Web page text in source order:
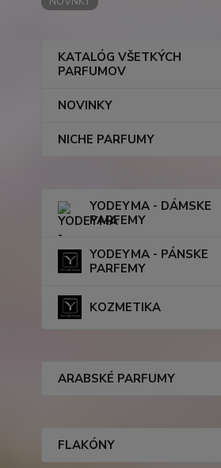
KATALÓG VŠETKÝCH
PARFUMOV
NOVINKY
NICHE PARFUMY
YODEYMA - DÁMSKE
PARFEMY
YODEYMA - PÁNSKE
PARFEMY
KOZMETIKA
ARABSKÉ PARFUMY
FLAKÓNY